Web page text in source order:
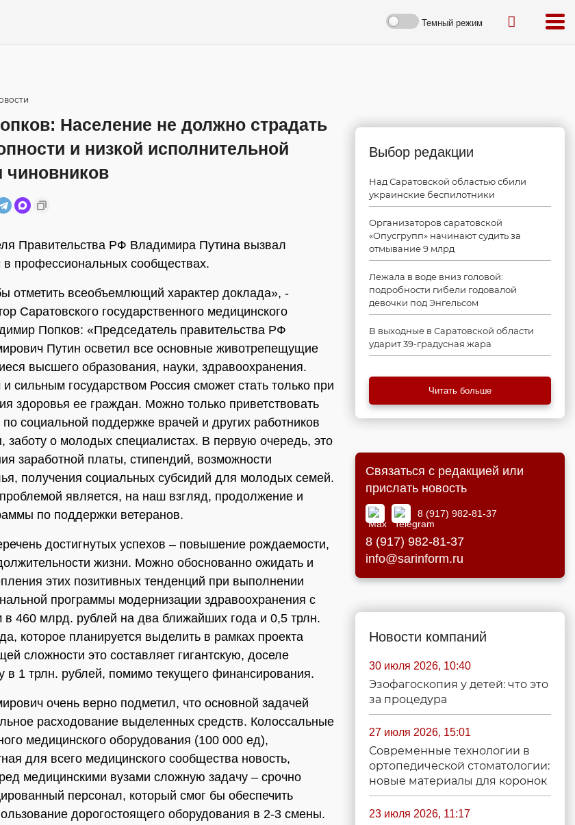
Темный режим
Население не должно страдать
и низкой исполнительной
Правительства РФ Владимира Путина вызвал
в профессиональных сообществах.
отметить всеобъемлющий характер доклада», -
Саратовского государственного медицинского
Попков: «Председатель правительства РФ
Путин осветил все основные животрепещущие
высшего образования, науки, здравоохранения.
сильным государством Россия сможет стать только при
здоровья ее граждан. Можно только приветствовать
социальной поддержке врачей и других работников
о молодых специалистах. В первую очередь, это
заработной платы, стипендий, возможности
получения социальных субсидий для молодых семей.
является, на наш взгляд, продолжение и
по поддержки ветеранов.
достигнутых успехов – повышение рождаемости,
жизни. Можно обоснованно ожидать и
этих позитивных тенденций при выполнении
программы модернизации здравоохранения с
460 млрд. рублей на два ближайших года и 0,5 трлн.
которое планируется выделить в рамках проекта
сложности это составляет гигантскую, доселе
в 1 трлн. рублей, помимо текущего финансирования.
очень верно подметил, что основной задачей
расходование выделенных средств. Колоссальные
медицинского оборудования (100 000 ед),
для всего медицинского сообщества новость,
медицинскими вузами сложную задачу – срочно
персонал, который смог бы обеспечить
дорогостоящего оборудования в 2-3 смены.
Выбор редакции
Над Саратовской областью сбили
украинские беспилотники
Организаторов саратовской
«Опусгрупп» начинают судить за
отмывание 9 млрд
Лежала в воде вниз головой:
подробности гибели годовалой
девочки под Энгельсом
В выходные в Саратовской области
ударит 39-градусная жара
Читать больше
Связаться с редакцией или
прислать новость
8 (917) 982-81-37
8 (917) 982-81-37
info@sarinform.ru
Новости компаний
30 июля 2026, 10:40
Эзофагоскопия у детей: что это
за процедура
27 июля 2026, 15:01
Современные технологии в
ортопедической стоматологии:
новые материалы для коронок
23 июля 2026, 11:17